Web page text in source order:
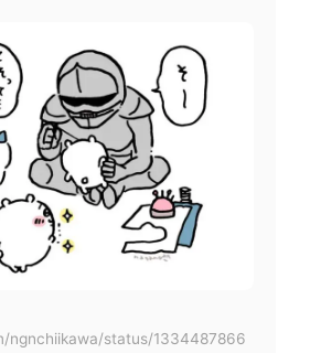
ngnchiikawa/status/1334487866